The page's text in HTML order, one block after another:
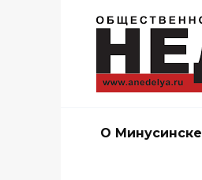
О Минусинске